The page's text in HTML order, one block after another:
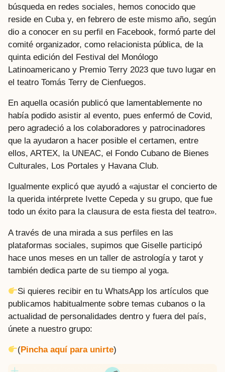
búsqueda en redes sociales, hemos conocido que
reside en Cuba y, en febrero de este mismo año, según
dio a conocer en su perfil en Facebook, formó parte del
comité organizador, como relacionista pública, de la
quinta edición del Festival del Monólogo
Latinoamericano y Premio Terry 2023 que tuvo lugar en
el teatro Tomás Terry de Cienfuegos.
En aquella ocasión publicó que lamentablemente no
había podido asistir al evento, pues enfermó de Covid,
pero agradeció a los colaboradores y patrocinadores
que la ayudaron a hacer posible el certamen, entre
ellos, ARTEX, la UNEAC, el Fondo Cubano de Bienes
Culturales, Los Portales y Havana Club.
Igualmente explicó que ayudó a «ajustar el concierto de
la querida intérprete Ivette Cepeda y su grupo, que fue
todo un éxito para la clausura de esta fiesta del teatro».
A través de una mirada a sus perfiles en las
plataformas sociales, supimos que Giselle participó
hace unos meses en un taller de astrología y tarot y
también dedica parte de su tiempo al yoga.
Si quieres recibir en tu WhatsApp los artículos que
publicamos habitualmente sobre temas cubanos o la
actualidad de personalidades dentro y fuera del país,
únete a nuestro grupo:
(Pincha aquí para unirte)